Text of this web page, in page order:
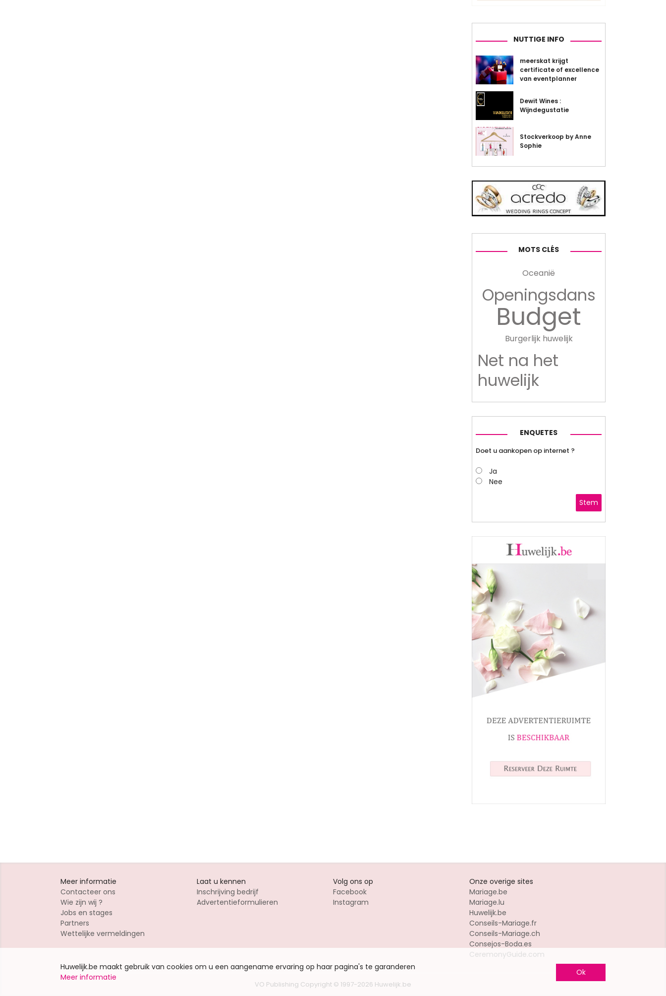
NUTTIGE INFO
meerskat krijgt
certificate of excellence
van eventplanner
Dewit Wines :
Wijndegustatie
Stockverkoop by Anne
Sophie
MOTS CLÉS
Oceanië
Openingsdans
Budget
Burgerlijk huwelijk
Net na het
huwelijk
ENQUETES
Doet u aankopen op internet ?
Ja
Nee
Stem
Meer informatie
Contacteer ons
Wie zijn wij ?
Jobs en stages
Partners
Wettelijke vermeldingen
Laat u kennen
Inschrijving bedrijf
Advertentieformulieren
Volg ons op
Facebook
Instagram
Onze overige sites
Mariage.be
Mariage.lu
Huwelijk.be
Conseils-Mariage.fr
Conseils-Mariage.ch
Consejos-Boda.es
CeremonyGuide.com
VO Publishing Copyright © 1997-2026 Huwelijk.be
Huwelijk.be maakt gebruik van cookies om u een aangename ervaring op haar pagina's te garanderen
Meer informatie
Ok